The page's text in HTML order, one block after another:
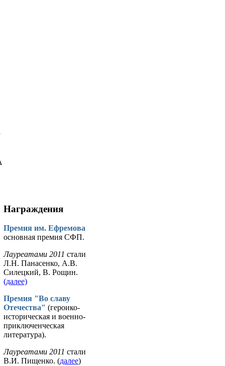
Награждения
Премия им. Ефремова
основная премия СФП.
Лауреатами 2011 стали
Л.Н. Панасенко, А.В.
Силецкий, В. Рощин.
(далее)
Премия "Во славу
Отечества" (героико-
историческая и военно-
приключенческая
литература).
Лауреатами 2011 стали
В.И. Пищенко. (далее)